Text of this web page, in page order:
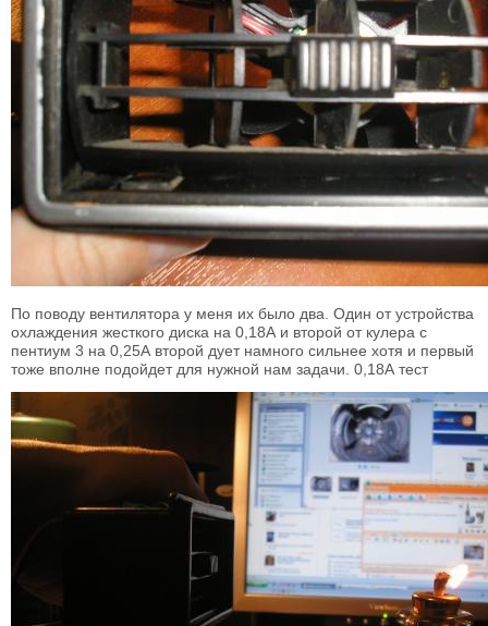
По поводу вентилятора у меня их было два. Один от устройства
охлаждения жесткого диска на 0,18А и второй от кулера с
пентиум 3 на 0,25А второй дует намного сильнее хотя и первый
тоже вполне подойдет для нужной нам задачи. 0,18А тест